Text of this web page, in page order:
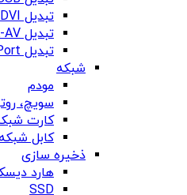
تبدیل DVI
تبدیل RCA-AV
تبدیل Display Port
شبکه
مودم
سویچ،
کارت
کابل
ذخیره سازی
هارد
SSD